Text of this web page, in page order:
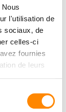
l'utilisation de
sociaux, de
celles-ci
fournies
de leurs